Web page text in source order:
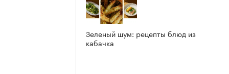
Зеленый шум: рецепты блюд из
кабачка